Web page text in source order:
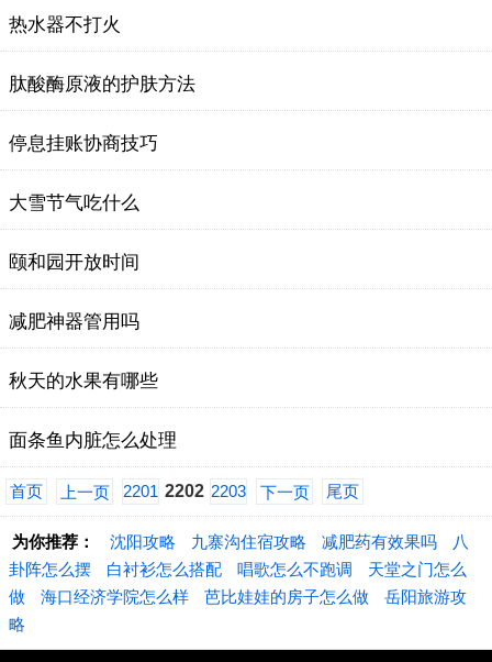
热水器不打火
肽酸酶原液的护肤方法
停息挂账协商技巧
大雪节气吃什么
颐和园开放时间
减肥神器管用吗
秋天的水果有哪些
面条鱼内脏怎么处理
首页 上一页 2201 2202 2203 下一页 尾页
为你推荐： 沈阳攻略 九寨沟住宿攻略 减肥药有效果吗
八
卦阵怎么摆
白衬衫怎么搭配 唱歌怎么不跑调
天堂之门怎么
做
海口经济学院怎么样 芭比娃娃的房子怎么做
岳阳旅游攻
略